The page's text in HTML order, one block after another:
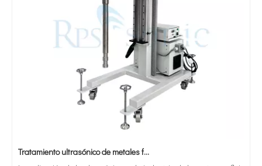
La aplicación de la ultrasónica en la industria de la costura refleja